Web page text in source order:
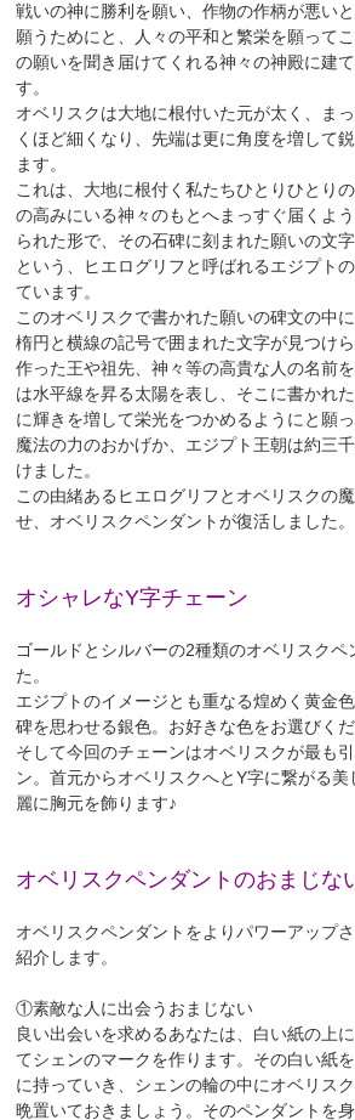
戦いの神に勝利を願い、作物の作柄が悪い
願うためにと、人々の平和と繁栄を願って
の願いを聞き届けてくれる神々の神殿に建
す。
オベリスクは大地に根付いた元が太く、ま
くほど細くなり、先端は更に角度を増して
ます。
これは、大地に根付く私たちひとりひとり
の高みにいる神々のもとへまっすぐ届くよ
られた形で、その石碑に刻まれた願いの文
という、ヒエログリフと呼ばれるエジプト
ています。
このオベリスクで書かれた願いの碑文の中
楕円と横線の記号で囲まれた文字が見つけ
作った王や祖先、神々等の高貴な人の名前
は水平線を昇る太陽を表し、そこに書かれ
に輝きを増して栄光をつかめるようにと願
魔法の力のおかげか、エジプト王朝は約三
けました。
この由緒あるヒエログリフとオベリスクの
せ、オベリスクペンダントが復活しました。
オシャレなY字チェーン
ゴールドとシルバーの2種類のオベリスクペ
た。
エジプトのイメージとも重なる煌めく黄金
碑を思わせる銀色。お好きな色をお選びく
そして今回のチェーンはオベリスクが最も
ン。首元からオベリスクへとY字に繋がる
麗に胸元を飾ります♪
オベリスクペンダントのおまじな
オベリスクペンダントをよりパワーアップ
紹介します。
①素敵な人に出会うおまじない
良い出会いを求めるあなたは、白い紙の上
てシェンのマークを作ります。その白い紙
に持っていき、シェンの輪の中にオベリス
晩置いておきましょう。そのペンダントを